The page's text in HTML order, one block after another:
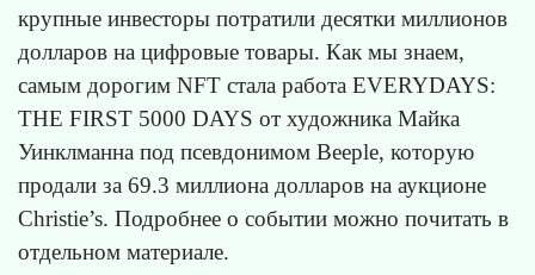
крупные инвесторы потратили десятки миллионов
долларов на цифровые товары. Как мы знаем,
самым дорогим NFT стала работа EVERYDAYS:
THE FIRST 5000 DAYS от художника Майка
Уинклманна под псевдонимом Beeple, которую
продали за 69.3 миллиона долларов на аукционе
Christie’s. Подробнее о событии можно почитать в
отдельном материале.